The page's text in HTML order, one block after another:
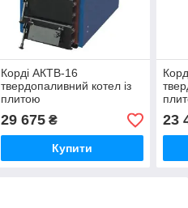
Корді АКТВ-16
твердопаливний котел із
плитою
29 675₴
Купити
23